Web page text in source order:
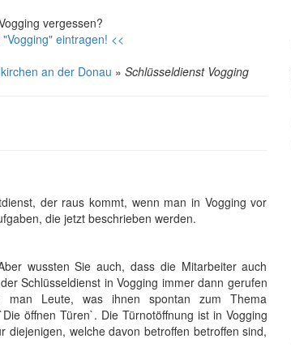
vergessen?
eintragen! <<
an der Donau » Schlüsseldienst Vogging
der raus kommt, wenn man in Vogging vor
die jetzt beschrieben werden.
wussten Sie auch, dass die Mitarbeiter auch
Schlüsseldienst in Vogging immer dann gerufen
Leute, was ihnen spontan zum Thema
öffnen Türen`. Die Türnotöffnung ist in Vogging
welche davon betroffen betroffen sind,